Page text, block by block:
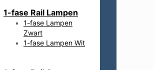
1-fase Rail Lampen
1-fase Lampen
Zwart
1-fase Lampen Wit